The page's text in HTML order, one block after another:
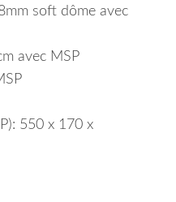
soft dôme avec
avec MSP
550 x 170 x